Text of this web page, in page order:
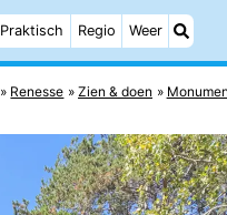
Praktisch Regio Weer
Renesse Zien & doen